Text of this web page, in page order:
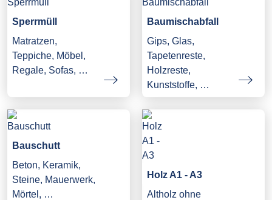
Sperrmüll
Matratzen,
Teppiche, Möbel,
Regale, Sofas, …
Baumischabfall
Gips, Glas,
Tapetenreste,
Holzreste,
Kunststoffe, …
Bauschutt
Beton, Keramik,
Steine, Mauerwerk,
Mörtel, …
Holz A1 - A3
Altholz ohne